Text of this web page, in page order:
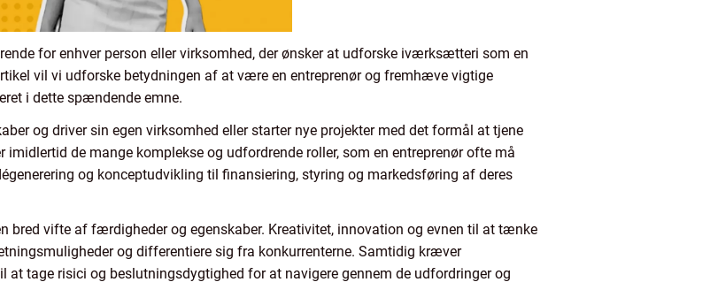
for enhver person eller virksomhed, der ønsker at udforske iværksætteri som en
vil vi udforske betydningen af at være en entreprenør og fremhæve vigtige
i dette spændende emne.
og driver sin egen virksomhed eller starter nye projekter med det formål at tjene
de mange komplekse og udfordrende roller, som en entreprenør ofte må
og konceptudvikling til finansiering, styring og markedsføring af deres
bred vifte af færdigheder og egenskaber. Kreativitet, innovation og evnen til at tænke
og differentiere sig fra konkurrenterne. Samtidig kræver
tage risici og beslutningsdygtighed for at navigere gennem de udfordringer og